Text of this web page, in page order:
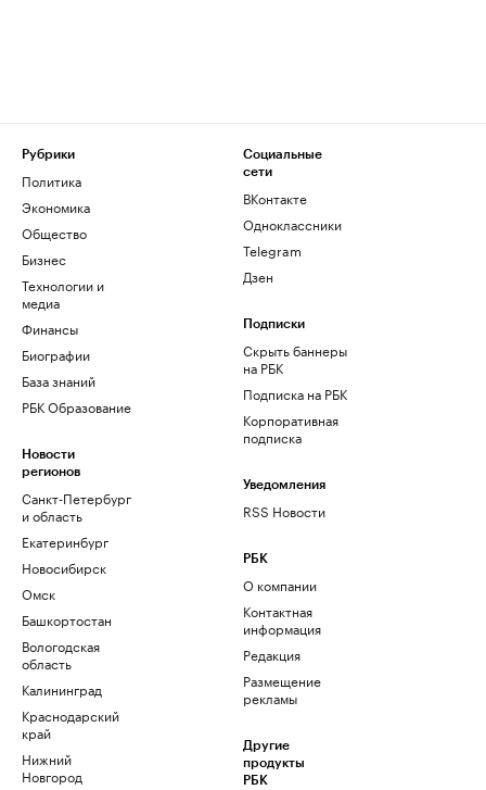
Рубрики
Политика
Экономика
Общество
Бизнес
Технологии и
медиа
Финансы
Биографии
База знаний
РБК Образование
Новости
регионов
Санкт-Петербург
и область
Екатеринбург
Новосибирск
Омск
Башкортостан
Вологодская
область
Калининград
Краснодарский
край
Нижний
Новгород
Социальные
сети
ВКонтакте
Одноклассники
Telegram
Дзен
Подписки
Скрыть баннеры
на РБК
Подписка на РБК
Корпоративная
подписка
Уведомления
RSS Новости
РБК
О компании
Контактная
информация
Редакция
Размещение
рекламы
Другие
продукты
РБК